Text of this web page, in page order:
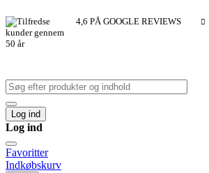
4,6 PÅ GOOGLE REVIEWS
Log ind
Log ind
Favoritter
Indkøbskurv